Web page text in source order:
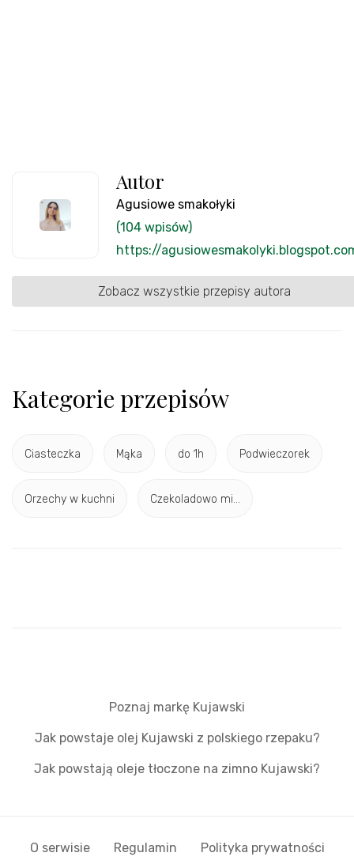
Autor
Agusiowe smakołyki
(104 wpisów)
https://
Zobacz wszystkie przepisy autora
Kategorie przepisów
Ciasteczka Mąka do 1h Podwieczorek
Orzechy w kuchni Czekoladowo mi...
Poznaj markę Kujawski
Jak powstaje olej Kujawski z polskiego rzepaku?
Jak powstają oleje tłoczone na zimno Kujawski?
O serwisie Regulamin Polityka prywatności